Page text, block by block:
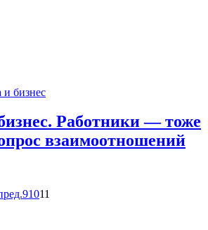
и бизнес
Работники — тоже
взаимоотношений
91011